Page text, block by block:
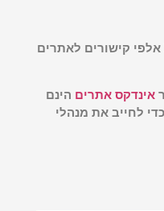
קישורים לאתרים
אינדקס אתרים הינם
לחייב את מנהלי